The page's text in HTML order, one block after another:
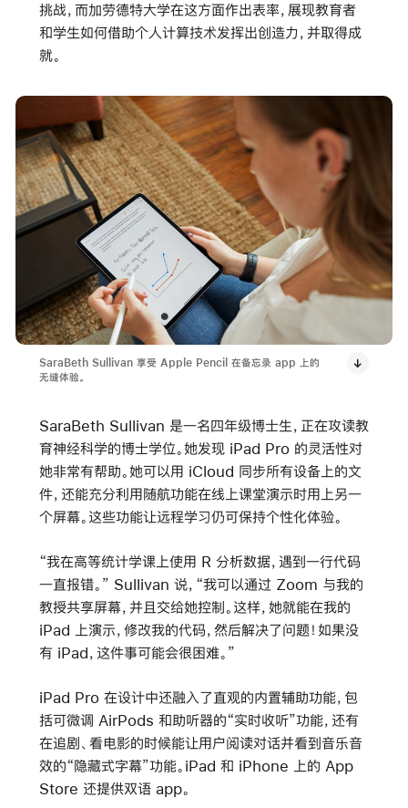
挑战，而加劳德特大学在这方面作出表率，展现教育者
和学生如何借助个人计算技术发挥出创造力，并取得成
就。
SaraBeth Sullivan 享受 Apple Pencil 在备忘录 app 上的
无缝体验。
SaraBeth Sullivan 是一名四年级博士生，正在攻读教
育神经科学的博士学位。她发现 iPad Pro 的灵活性对
她非常有帮助。她可以用 iCloud 同步所有设备上的文
件，还能充分利用随航功能在线上课堂演示时用上另一
个屏幕。这些功能让远程学习仍可保持个性化体验。
“我在高等统计学课上使用 R 分析数据，遇到一行代码
一直报错。” Sullivan 说，“我可以通过 Zoom 与我的
教授共享屏幕，并且交给她控制。这样，她就能在我的
iPad 上演示，修改我的代码，然后解决了问题！如果没
有 iPad，这件事可能会很困难。”
iPad Pro 在设计中还融入了直观的内置辅助功能，包
括可微调 AirPods 和助听器的“实时收听”功能，还有
在追剧、看电影的时候能让用户阅读对话并看到音乐音
效的“隐藏式字幕”功能。iPad 和 iPhone 上的 App
Store 还提供双语 app。